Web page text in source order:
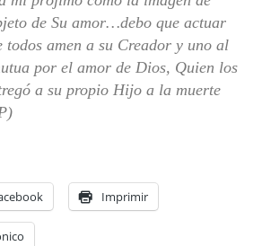
de Su amor…debo que actuar
todos amen a su Creador y uno al
por el amor de Dios, Quien los
a su propio Hijo a la muerte
Imprimir